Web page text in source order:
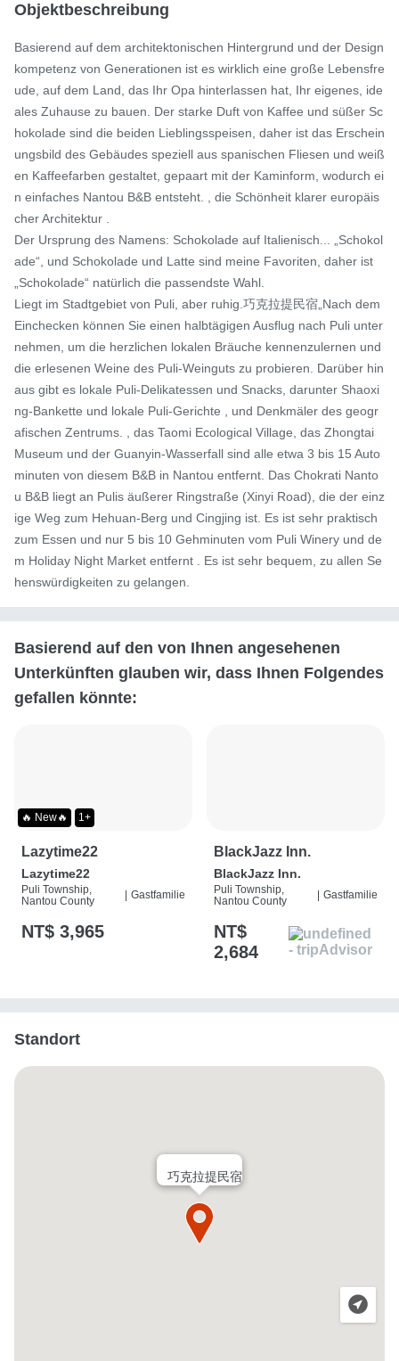
Objektbeschreibung
Basierend auf dem architektonischen Hintergrund und der Design
kompetenz von Generationen ist es wirklich eine große Lebensfre
ude, auf dem Land, das Ihr Opa hinterlassen hat, Ihr eigenes, ide
ales Zuhause zu bauen. Der starke Duft von Kaffee und süßer Sc
hokolade sind die beiden Lieblingsspeisen, daher ist das Erschein
ungsbild des Gebäudes speziell aus spanischen Fliesen und weiß
en Kaffeefarben gestaltet, gepaart mit der Kaminform, wodurch ei
n einfaches Nantou B&B entsteht. , die Schönheit klarer europäis
cher Architektur .
Der Ursprung des Namens: Schokolade auf Italienisch... „Schokol
ade“, und Schokolade und Latte sind meine Favoriten, daher ist
„Schokolade“ natürlich die passendste Wahl.​
Liegt im Stadtgebiet von Puli, aber ruhig.巧克拉提民宿„Nach dem
Einchecken können Sie einen halbtägigen Ausflug nach Puli unter
nehmen, um die herzlichen lokalen Bräuche kennenzulernen und
die erlesenen Weine des Puli-Weinguts zu probieren. Darüber hin
aus gibt es lokale Puli-Delikatessen und Snacks, darunter Shaoxi
ng-Bankette und lokale Puli-Gerichte , und Denkmäler des geogr
afischen Zentrums. , das Taomi Ecological Village, das Zhongtai
Museum und der Guanyin-Wasserfall sind alle etwa 3 bis 15 Auto
minuten von diesem B&B in Nantou entfernt. Das Chokrati Nanto
u B&B liegt an Pulis äußerer Ringstraße (Xinyi Road), die der einz
ige Weg zum Hehuan-Berg und Cingjing ist. Es ist sehr praktisch
zum Essen und nur 5 bis 10 Gehminuten vom Puli Winery und de
m Holiday Night Market entfernt . Es ist sehr bequem, zu allen Se
henswürdigkeiten zu gelangen.
Basierend auf den von Ihnen angesehenen
Unterkünften glauben wir, dass Ihnen Folgendes
gefallen könnte:
🔥 New🔥 1+
Lazytime22
Lazytime22
Puli Township,
Nantou County
Gastfamilie
NT$ 3,965
BlackJazz Inn.
BlackJazz Inn.
Puli Township,
Nantou County
Gastfamilie
NT$
2,684
Standort
巧克拉提民宿